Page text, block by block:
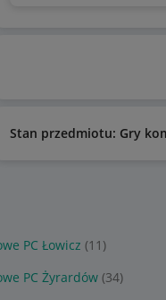
Stan przedmiotu: Gry
PC Łowicz (11)
PC Żyrardów (34)